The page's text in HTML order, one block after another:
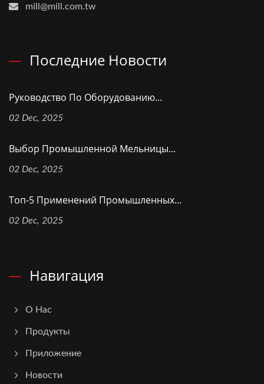
mill@mill.com.tw
Последние Новости
Руководство По Оборудованию...
02 Dec, 2025
Выбор Промышленной Мельницы...
02 Dec, 2025
Топ-5 Применений Промышленных...
02 Dec, 2025
Навигация
О Нас
Продукты
Приложение
Новости